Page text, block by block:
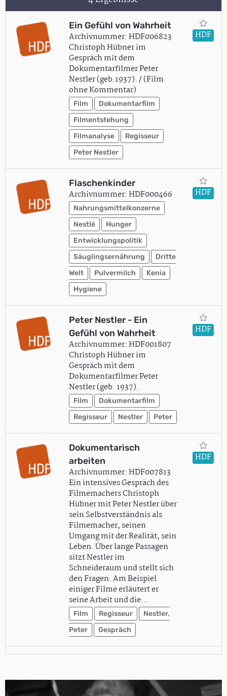
Ein Gefühl von Wahrheit
Archivnummer: HDF006823
Christoph Hübner im
Gespräch mit dem
Dokumentarfilmer Peter
Nestler (geb.1937). / (Film
ohne Kommentar)
Film
Dokumentarfilm
Filmentstehung
Filmanalyse
Regisseur
Peter Nestler
HDF
Flaschenkinder
Archivnummer: HDF000466
Nahrungsmittelkonzerne
Nestlé
Hunger
Entwicklungspolitik
Säuglingsernährung
Dritte
Welt
Pulvermilch
Kenia
Hygiene
HDF
Peter Nestler - Ein
Gefühl von Wahrheit
Archivnummer: HDF001807
Christoph Hübner im
Gespräch mit dem
Dokumentarfilmer Peter
Nestler (geb. 1937).
Film
Dokumentarfilm
Regisseur
Nestler Peter
HDF
Dokumentarisch
arbeiten
Archivnummer: HDF007813
Ein intensives Gespräch des
Filmemachers Christoph
Hübner mit Peter Nestler über
sein Selbstverständnis als
Filmemacher, seinen
Umgang mit der Realität, sein
Leben. Über lange Passagen
sitzt Nestler im
Schneideraum und stellt sich
den Fragen. Am Beispiel
einiger Filme erläutert er
seine Arbeit und die…
Film Regisseur
Nestler,
Peter
Gespräch
HDF